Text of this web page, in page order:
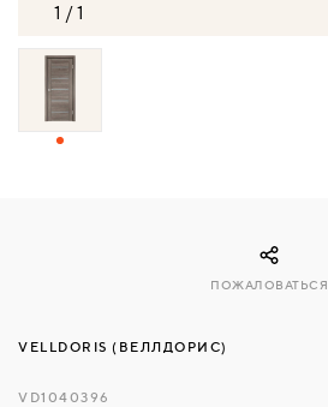
СТАТЬИ
СВЯЗАТЬСЯ
С
1 /1
VELLDORIS (ВЕЛЛДОРИС)
VD1040396
ПОЖАЛОВАТЬСЯ